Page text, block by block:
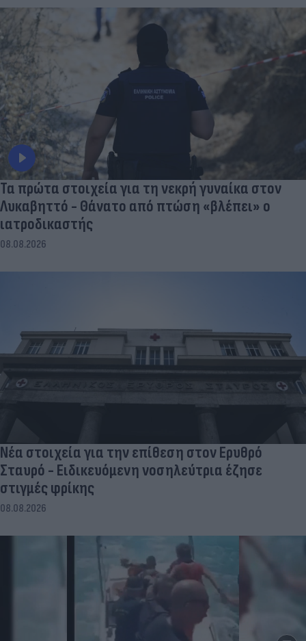
Τα πρώτα στοιχεία για τη νεκρή γυναίκα στον
Λυκαβηττό - Θάνατο από πτώση «βλέπει» ο
ιατροδικαστής
08.08.2026
Νέα στοιχεία για την επίθεση στον Ερυθρό
Σταυρό - Ειδικευόμενη νοσηλεύτρια έζησε
στιγμές φρίκης
08.08.2026